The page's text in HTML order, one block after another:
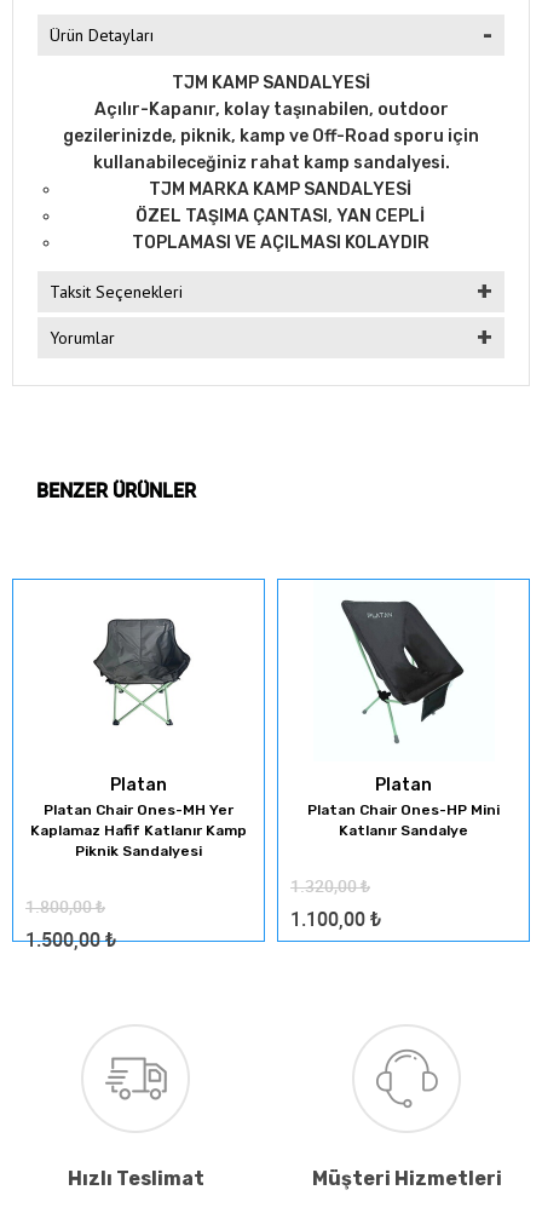
Ürün Detayları
TJM KAMP SANDALYESİ
Açılır-Kapanır, kolay taşınabilen, outdoor
gezilerinizde, piknik, kamp ve Off-Road sporu için
kullanabileceğiniz rahat kamp sandalyesi.
TJM MARKA KAMP SANDALYESİ
ÖZEL TAŞIMA ÇANTASI, YAN CEPLİ
TOPLAMASI VE AÇILMASI KOLAYDIR
Taksit Seçenekleri
Yorumlar
BENZER ÜRÜNLER
Platan
Platan Chair Ones-MH Yer
Kaplamaz Hafif Katlanır Kamp
Piknik Sandalyesi
1.800,00₺
1.500,00₺
Platan
Platan Chair Ones-HP Mini
Katlanır Sandalye
1.320,00₺
1.100,00 ₺
Hızlı Teslimat Müşteri Hizmetleri